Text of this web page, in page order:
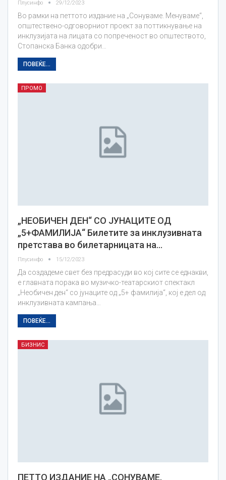
Плусинфо 29/12/2023
Во рамки на петтото издание на „Сонуваме. Менуваме“,
општествено-одговорниот проект за поттикнување на
инклузијата на лицата со попреченост во општеството,
Стопанска Банка одобри…
ПОВЕЌЕ...
ПРОМО
„НЕОБИЧЕН ДЕН“ СО ЈУНАЦИТЕ ОД
„5+ФАМИЛИЈА“ Билетите за инклузивната
претстава во билетарницата на…
Плусинфо 15/12/2023
Да создадеме свет без предрасуди во кој сите се еднакви,
е главната порака во музичко-театарскиот спектакл
„Необичен ден“ со јунаците од „5+ фамилија“, кој е дел од
инклузивната кампања…
ПОВЕЌЕ...
БИЗНИС
ПЕТТО ИЗДАНИЕ НА „СОНУВАМЕ.